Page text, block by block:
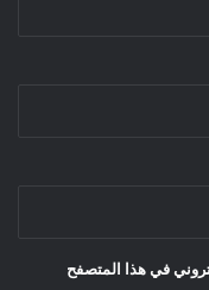
في هذا المتصفح